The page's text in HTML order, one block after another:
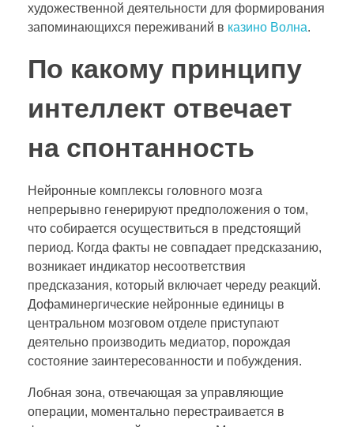
художественной деятельности для формирования
запоминающихся переживаний в казино Волна.
По какому принципу
интеллект отвечает
на спонтанность
Нейронные комплексы головного мозга
непрерывно генерируют предположения о том,
что собирается осуществиться в предстоящий
период. Когда факты не совпадает предсказанию,
возникает индикатор несоответствия
предсказания, который включает череду реакций.
Дофаминергические нейронные единицы в
центральном мозговом отделе приступают
деятельно производить медиатор, порождая
состояние заинтересованности и побуждения.
Лобная зона, отвечающая за управляющие
операции, моментально перестраивается в